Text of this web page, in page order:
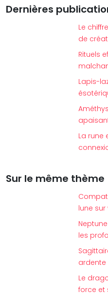
Dernières
Le
de
Rituels
Lapis-
La rune
Sur le même thème
lune
les
ardente
Le
force et